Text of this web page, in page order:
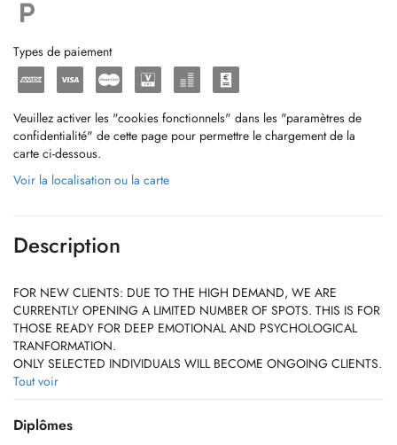
Types de paiement
Veuillez activer les "cookies fonctionnels" dans les "paramètres de
confidentialité" de cette page pour permettre le chargement de la
carte ci-dessous.
Voir la localisation ou la carte
Description
FOR NEW CLIENTS: DUE TO THE HIGH DEMAND, WE ARE
CURRENTLY OPENING A LIMITED NUMBER OF SPOTS. THIS IS FOR
THOSE READY FOR DEEP EMOTIONAL AND PSYCHOLOGICAL
TRANFORMATION.
ONLY SELECTED INDIVIDUALS WILL BECOME ONGOING CLIENTS.
AS A GENERAL RULE, WE NO LONGER ACCEPT NEW PATIENTS,
UNLESS YOU HAVE AN EXCELLENT RECOMMENDATION BY AN
ALREADY EXISTING PATIENT.
Tout voir
Diplômes